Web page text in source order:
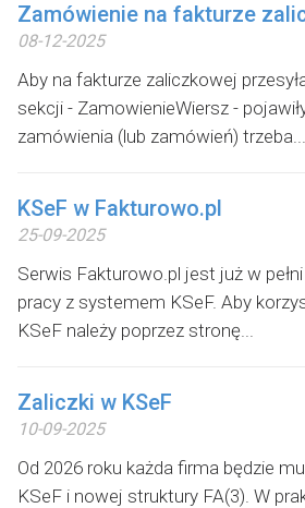
Zamówienie na fakturze
08-12-2025
Aby na fakturze zaliczkowej
sekcji - ZamowienieWiersz -
zamówienia (lub zamówień) trzeba...
KSeF w Fakturowo.pl
25-09-2025
Serwis Fakturowo.pl jest już w
pracy z systemem KSeF. Aby
KSeF należy poprzez stronę...
Zaliczki w KSeF
10-09-2025
Od 2026 roku każda firma będzie
KSeF i nowej struktury FA(3). W